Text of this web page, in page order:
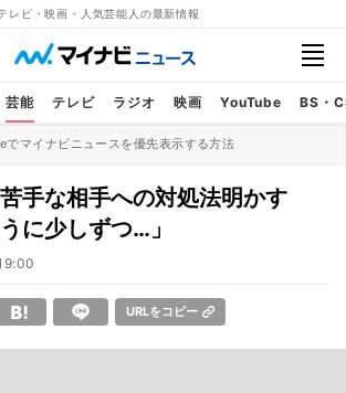
レビ・映画・人気芸能人の最新情報
芸能 テレビ ラジオ 映画 YouTube BS・
でマイナビニュースを優先表示する方法
手な相手への対処法明かす
に少しずつ…」
URLをコピー